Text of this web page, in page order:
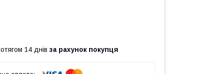
14 днів за рахунок покупця